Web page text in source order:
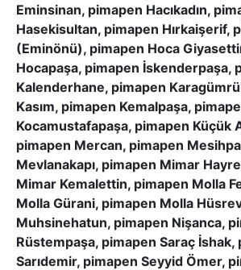
Eminsinan, pimapen Hacıkadın,
Hasekisultan, pimapen Hırkaişerif,
(Eminönü), pimapen Hoca
Hocapaşa, pimapen İskenderpaşa,
Kalenderhane, pimapen
Kasım, pimapen Kemalpaşa,
Kocamustafapaşa, pimapen Küçük
pimapen Mercan, pimapen
Mevlanakapı, pimapen Mimar
Mimar Kemalettin, pimapen Molla
Molla Gürani, pimapen Molla
Muhsinehatun, pimapen Nişanca,
Rüstempaşa, pimapen Saraç İshak,
Sarıdemir, pimapen Seyyid Ömer,